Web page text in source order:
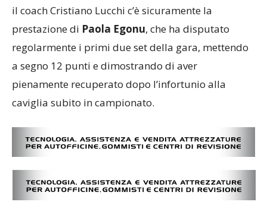
il coach Cristiano Lucchi c’è sicuramente la
prestazione di Paola Egonu, che ha disputato
regolarmente i primi due set della gara, mettendo
a segno 12 punti e dimostrando di aver
pienamente recuperato dopo l’infortunio alla
caviglia subito in campionato.